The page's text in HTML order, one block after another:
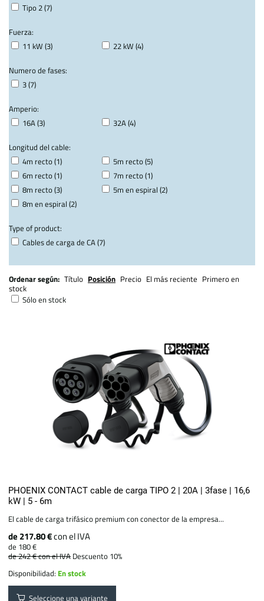
Tipo 2 (7)
Fuerza:
11 kW (3)
22 kW (4)
Numero de fases:
3 (7)
Amperio:
16A (3)
32A (4)
Longitud del cable:
4m recto (1)
5m recto (5)
6m recto (1)
7m recto (1)
8m recto (3)
5m en espiral (2)
8m en espiral (2)
Type of product:
Cables de carga de CA (7)
Ordenar según: Título Posición Precio El más reciente Primero en
stock
Sólo en stock
PHOENIX CONTACT cable de carga TIPO 2 | 20A | 3fase | 16,6
kW | 5 - 6m
El cable de carga trifásico premium con conector de la empresa...
de 217.80 €con el IVA
de 180 €
de 242 €con el IVA Descuento 10%
Disponibilidad: En stock
Seleccione una variante